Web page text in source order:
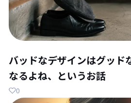
バッドなデザインはグッド
なるよね、というお話
0